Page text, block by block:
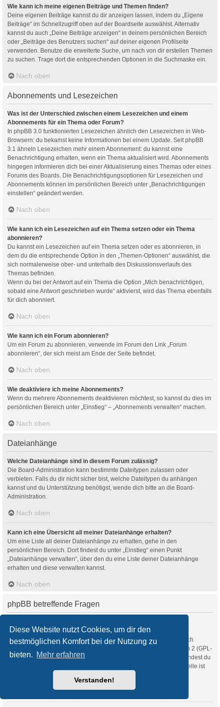
Diese Website nutzt Cookies, um dir den
bestmöglichen Komfort bei der Nutzung zu
bieten. Mehr erfahren
Verstanden!
Wie kann ich meine eigenen Beiträge und Themen finden?
Deine eigenen Beiträge kannst du dir anzeigen lassen, indem du „Eigene
Beiträge“ im Schnellzugriff oben auf der Boardseite auswählst. Alternativ
kannst du auch „Deine Beiträge anzeigen“ in deinem persönlichen Bereich
oder „Beiträge des Benutzers suchen“ auf deiner eigenen Profilseite
verwenden. Benutze die erweiterte Suche, um nach von dir erstellen Themen
zu suchen. Trage dort die entsprechenden Optionen in die Suchmaske ein.
Nach oben
Abonnements und Lesezeichen
Was ist der Unterschied zwischen einem Lesezeichen und einem
Abonnements für ein Thema oder Forum?
In phpBB 3.0 funktionierten Lesezeichen ähnlich den Lesezeichen in Web-
Browsern: du bekamst keine Informationen bei einem Update. Seit phpBB
3.1 ähneln Lesezeichen mehr einem Abonnement: du kannst eine
Benachrichtigung erhalten, wenn ein Thema aktualisiert wird. Abonnements
hingegen informieren dich bei einer Aktualisierung eines Themas oder eines
Forums des Boards. Die Benachrichtigungsoptionen für Lesezeichen und
Abonnements können im persönlichen Bereich unter „Benachrichtigungen
einstellen“ geändert werden.
Nach oben
Wie kann ich ein Lesezeichen auf ein Thema setzen oder ein Thema
abonnieren?
Du kannst ein Lesezeichen auf ein Thema setzen oder es abonnieren, in
dem du die entsprechende Option in den „Themen-Optionen“ auswählst, die
sich normalerweise ober- und unterhalb des Diskussionsverlaufs des
Themas befinden.
Wenn du bei der Antwort auf ein Thema die Option „Mich benachrichtigen,
sobald eine Antwort geschrieben wurde“ aktivierst, wird das Thema ebenfalls
für dich abonniert.
Nach oben
Wie kann ich ein Forum abonnieren?
Um ein Forum zu abonnieren, verwende im Forum den Link „Forum
abonnieren“, der sich meist am Ende der Seite befindet.
Nach oben
Wie deaktiviere ich meine Abonnements?
Wenn du mehrere Abonnements deaktivieren möchtest, so kannst du dies im
persönlichen Bereich unter „Einstieg“ – „Abonnements verwalten“ machen.
Nach oben
Dateianhänge
Welche Dateianhänge sind in diesem Forum zulässig?
Die Board-Administration kann bestimmte Dateitypen zulassen oder
verbieten. Falls du dir nicht sicher bist, welche Dateitypen du anhängen
kannst und du Unterstützung benötigst, wende dich bitte an die Board-
Administration.
Nach oben
Kann ich eine Übersicht all meiner Dateianhänge erhalten?
Um eine Liste all deiner Dateianhänge zu erhalten, gehe in den
persönlichen Bereich. Dort findest du unter „Einstieg“ einen Punkt
„Dateianhänge verwalten“, über den du eine Liste deiner Dateianhänge
erhalten und diese verwalten kannst.
Nach oben
phpBB betreffende Fragen
Diese Software (in ihrer unmodifizierten Fassung) wurde von
phpBB Limited
entwickelt und veröffentlicht. Sie ist urheberrechtlich
geschützt. Sie wurde unter der GNU General Public License, Version 2 (GPL-
2.0) veröffentlicht und kann frei vertrieben werden. Weitere Details findest du
. Eine deutschsprachige Anlaufstelle ist